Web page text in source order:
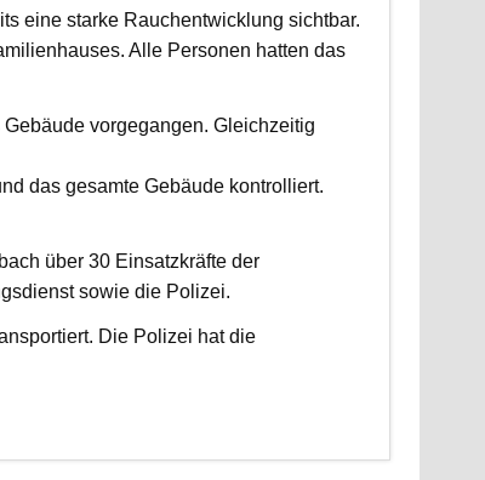
eine starke Rauchentwicklung sichtbar.
Alle Personen hatten das
vorgegangen. Gleichzeitig
das gesamte Gebäude kontrolliert.
über 30 Einsatzkräfte der
sowie die Polizei.
Die Polizei hat die